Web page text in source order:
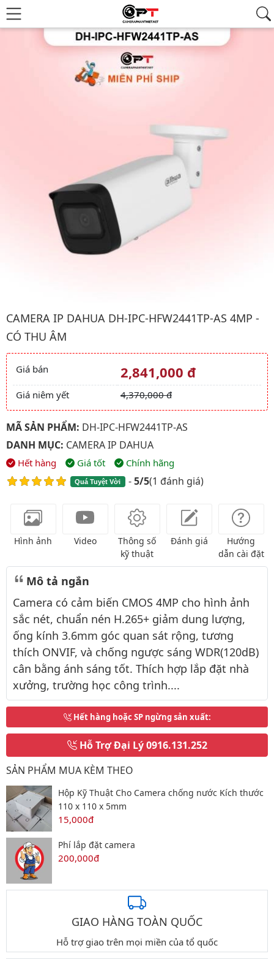
CAMERA IP DAHUA DH-IPC-HFW2441TP-AS 4MP -
CÓ THU ÂM
Giá và khuyến mãi
Giá bán 2,841,000 đ
Giá niêm yết 4,370,000 đ
MÃ SẢN PHẨM: DH-IPC-HFW2441TP-AS
DANH MỤC: CAMERA IP DAHUA
Hết hàng Giá tốt Chính hãng
Quá Tuyệt Vời -5/5(1 đánh giá)
Hình ảnh Video
Thông số
kỹ thuật
Đánh giá
Hướng
dẫn cài đặt
Mô tả ngắn
Camera có cảm biến CMOS 4MP cho hình ảnh
sắc nét, chuẩn nén H.265+ giảm dung lượng,
ống kính 3.6mm góc quan sát rộng, tương
thích ONVIF, và chống ngược sáng WDR(120dB)
cân bằng ánh sáng tốt. Thích hợp lắp đặt nhà
xưởng, trường học công trình....
Hết hàng hoặc SP ngừng sản xuất:
Hỗ Trợ Đại Lý0916.131.252
SẢN PHẨM MUA KÈM THEO
Hộp Kỹ Thuật Cho Camera chống nước Kích thước
110 x 110 x 5mm
15,000đ
Phí lắp đặt camera
200,000đ
GIAO HÀNG TOÀN QUỐC
Hỗ trợ giao trên mọi miền của tổ quốc